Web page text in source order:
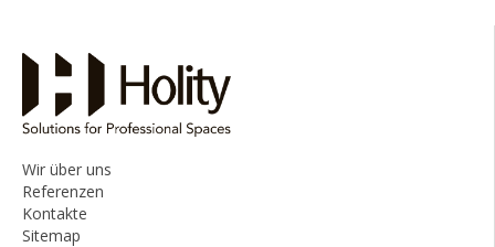
Wir über uns
Referenzen
Kontakte
Sitemap